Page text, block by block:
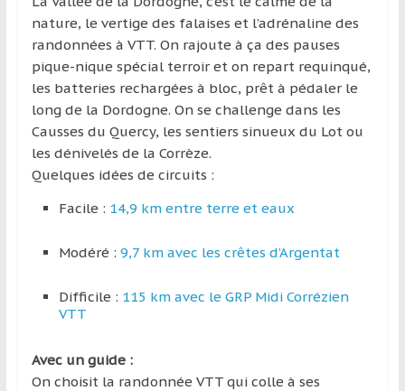
nature, le vertige des falaises et l’adrénaline des
randonnées à VTT. On rajoute à ça des pauses
pique-nique spécial terroir et on repart requinqué,
les batteries rechargées à bloc, prêt à pédaler le
long de la Dordogne. On se challenge dans les
Causses du Quercy, les sentiers sinueux du Lot ou
les dénivelés de la Corrèze.
Quelques idées de circuits :
Facile : 14,9 km entre terre et eaux
Modéré : 9,7 km avec les crêtes d’Argentat
Difficile : 115 km avec le GRP Midi Corrézien
VTT
Avec un guide :
On choisit la randonnée VTT qui colle à ses